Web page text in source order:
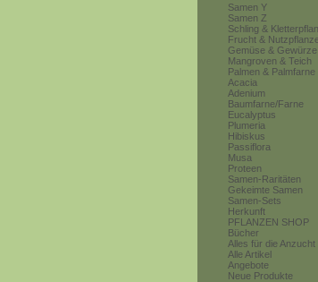
Samen Y
Samen Z
Schling &
Frucht &
Gemüse & Gewürze
Mangroven & Teich
Palmen & Palmfarne
Acacia
Adenium
Baumfarne/Farne
Eucalyptus
Plumeria
Hibiskus
Passiflora
Musa
Proteen
Samen-Raritäten
Gekeimte Samen
Samen-Sets
Herkunft
PFLANZEN SHOP
Bücher
Alles für die Anzucht
Alle Artikel
Angebote
Neue Produkte